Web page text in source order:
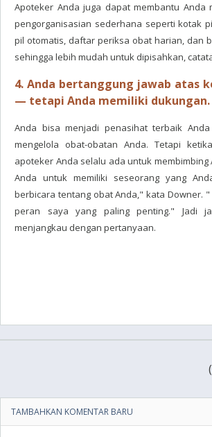
Apoteker Anda juga dapat membantu Anda
pengorganisasian sederhana seperti kotak
pil otomatis, daftar periksa obat harian, dan
sehingga lebih mudah untuk dipisahkan,
4. Anda bertanggung jawab atas
— tetapi Anda memiliki dukungan.
Anda bisa menjadi penasihat terbaik
mengelola obat-obatan Anda. Tetapi
apoteker Anda selalu ada untuk membimbing
Anda untuk memiliki seseorang yang
berbicara tentang obat Anda," kata Downer.
peran saya yang paling penting." Jadi
menjangkau dengan pertanyaan.
(
TAMBAHKAN KOMENTAR BARU